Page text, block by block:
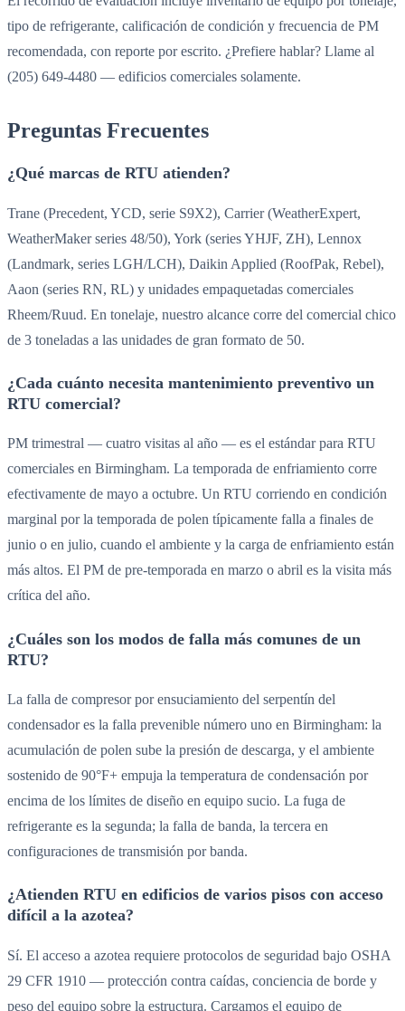
tipo de refrigerante, calificación de condición y frecuencia de PM
recomendada, con reporte por escrito. ¿Prefiere hablar? Llame al
(205) 649-4480 — edificios comerciales solamente.
Preguntas Frecuentes
¿Qué marcas de RTU atienden?
Trane (Precedent, YCD, serie S9X2), Carrier (WeatherExpert,
WeatherMaker series 48/50), York (series YHJF, ZH), Lennox
(Landmark, series LGH/LCH), Daikin Applied (RoofPak, Rebel),
Aaon (series RN, RL) y unidades empaquetadas comerciales
Rheem/Ruud. En tonelaje, nuestro alcance corre del comercial chico
de 3 toneladas a las unidades de gran formato de 50.
¿Cada cuánto necesita mantenimiento preventivo un
RTU comercial?
PM trimestral — cuatro visitas al año — es el estándar para RTU
comerciales en Birmingham. La temporada de enfriamiento corre
efectivamente de mayo a octubre. Un RTU corriendo en condición
marginal por la temporada de polen típicamente falla a finales de
junio o en julio, cuando el ambiente y la carga de enfriamiento están
más altos. El PM de pre-temporada en marzo o abril es la visita más
crítica del año.
¿Cuáles son los modos de falla más comunes de un
RTU?
La falla de compresor por ensuciamiento del serpentín del
condensador es la falla prevenible número uno en Birmingham: la
acumulación de polen sube la presión de descarga, y el ambiente
sostenido de 90°F+ empuja la temperatura de condensación por
encima de los límites de diseño en equipo sucio. La fuga de
refrigerante es la segunda; la falla de banda, la tercera en
configuraciones de transmisión por banda.
¿Atienden RTU en edificios de varios pisos con acceso
difícil a la azotea?
Sí. El acceso a azotea requiere protocolos de seguridad bajo OSHA
29 CFR 1910 — protección contra caídas, conciencia de borde y
peso del equipo sobre la estructura. Cargamos el equipo de